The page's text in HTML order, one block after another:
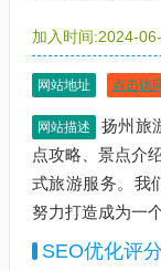
加入时间:2024-
网站地址 点击访
网站描述
扬州旅
点攻略、景点介
式旅游服务。我
努力打造成为一
SEO优化评分